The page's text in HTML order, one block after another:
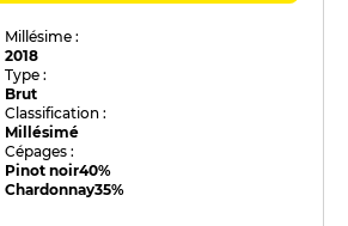
Millésime :
2018
Type :
Brut
Classification :
Millésimé
Cépages :
Pinot noir40%
Chardonnay35%